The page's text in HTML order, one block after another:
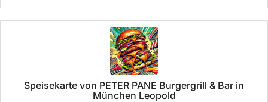
Speisekarte von PETER PANE Burgergrill & Bar in
München Leopold